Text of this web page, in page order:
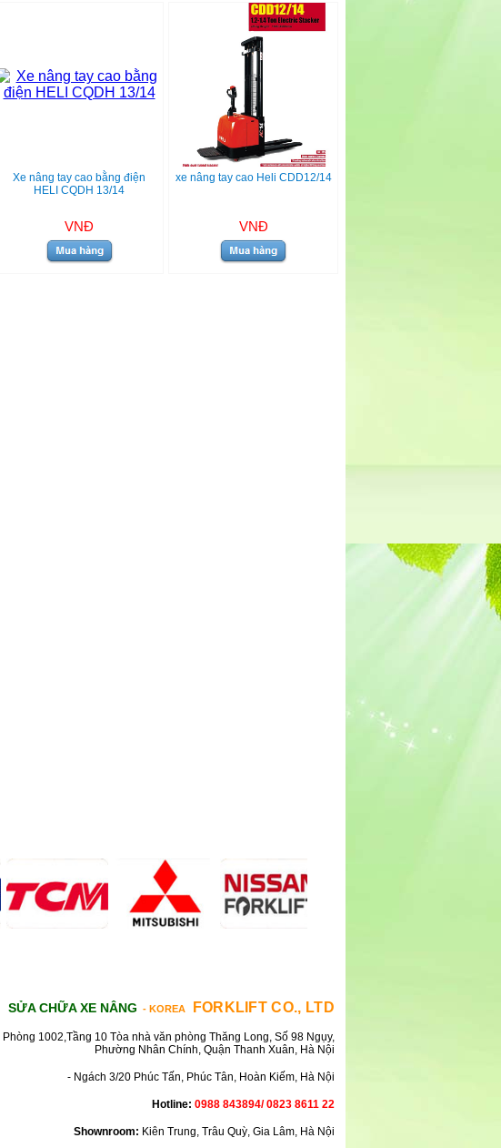
Xe nâng tay cao bằng điện
HELI CQDH 13/14
VNĐ
xe nâng tay cao Heli CDD12/14
VNĐ
SỬA CHỮA XE NÂNG - KOREA FORKLIFT CO., LTD
Phòng 1002,Tầng 10 Tòa nhà văn phòng Thăng Long, Số 98 Ngụy,
Phường Nhân Chính, Quận Thanh Xuân, Hà Nội
- Ngách 3/20 Phúc Tấn, Phúc Tân, Hoàn Kiếm, Hà Nội
Hotline: 0988 843894/ 0823 8611 22
Shownroom: Kiên Trung, Trâu Quỳ, Gia Lâm, Hà Nội